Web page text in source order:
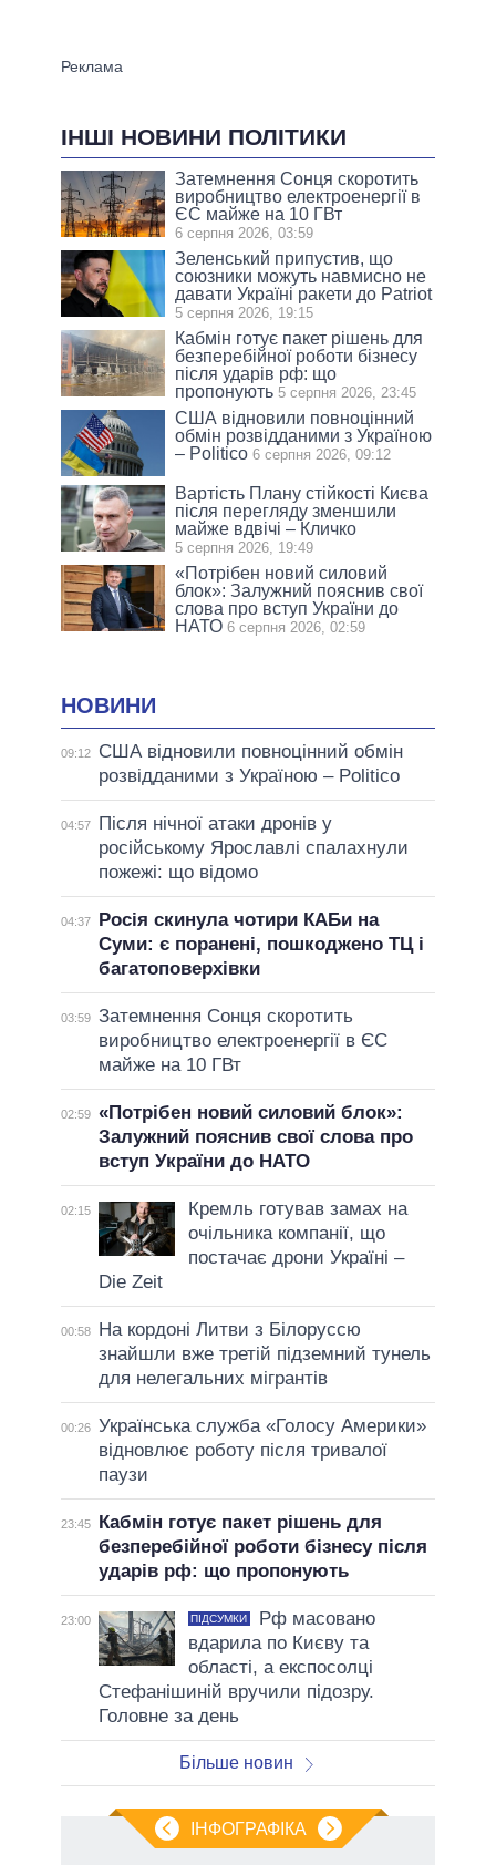
ІНШІ НОВИНИ ПОЛІТИКИ
Затемнення Сонця скоротить
виробництво електроенергії в
ЄС майже на 10 ГВт
6 серпня 2026, 03:59
Зеленський припустив, що
союзники можуть навмисно не
давати Україні ракети до Patriot
5 серпня 2026, 19:15
Кабмін готує пакет рішень для
безперебійної роботи бізнесу
після ударів рф: що
пропонують 5 серпня 2026, 23:45
США відновили повноцінний
обмін розвідданими з Україною
– Politico 6 серпня 2026, 09:12
Вартість Плану стійкості Києва
після перегляду зменшили
майже вдвічі – Кличко
5 серпня 2026, 19:49
«Потрібен новий силовий
блок»: Залужний пояснив свої
слова про вступ України до
НАТО 6 серпня 2026, 02:59
НОВИНИ
09:12
США відновили повноцінний обмін
розвідданими з Україною – Politico
04:57
Після нічної атаки дронів у
російському Ярославлі спалахнули
пожежі: що відомо
04:37
Росія скинула чотири КАБи на
Суми: є поранені, пошкоджено ТЦ і
багатоповерхівки
03:59 Затемнення Сонця скоротить
виробництво електроенергії в ЄС
майже на 10 ГВт
02:59 «Потрібен новий силовий блок»:
Залужний пояснив свої слова про
вступ України до НАТО
02:15
Кремль готував замах на
очільника компанії, що
постачає дрони Україні –
Die Zeit
00:58
На кордоні Литви з Білоруссю
знайшли вже третій підземний тунель
для нелегальних мігрантів
00:26 Українська служба «Голосу Америки»
відновлює роботу після тривалої
паузи
23:45
Кабмін готує пакет рішень для
безперебійної роботи бізнесу після
ударів рф: що пропонують
23:00 ПІДСУМКИ
Рф масовано
вдарила по Києву та
області, а експосолці
Стефанішиній вручили підозру.
Головне за день
Більше новин
ІНФОГРАФІКА